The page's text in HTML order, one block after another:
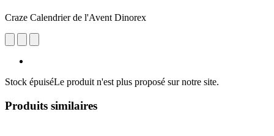
Craze Calendrier de l'Avent Dinorex
Stock épuiséLe produit n'est plus proposé sur notre site.
Produits similaires